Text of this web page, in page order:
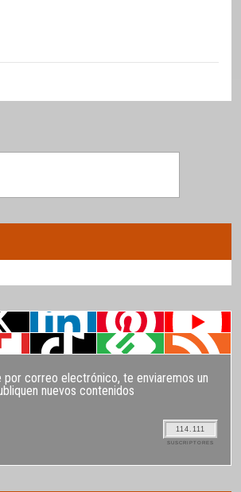
por correo electrónico, te enviaremos un
nuevos contenidos
114.111
SUSCRIPTORES